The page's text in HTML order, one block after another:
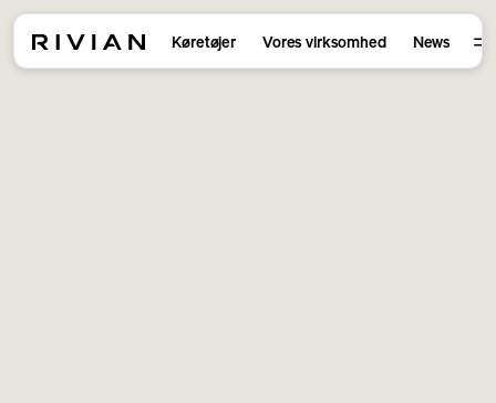
Køretøjer Vores virksomhed News